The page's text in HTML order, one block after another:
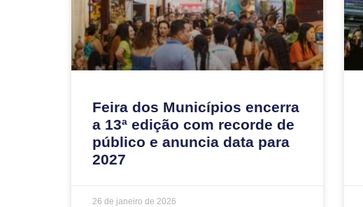
Feira dos Municípios encerra
a 13ª edição com recorde de
público e anuncia data para
2027
26 de janeiro de 2026